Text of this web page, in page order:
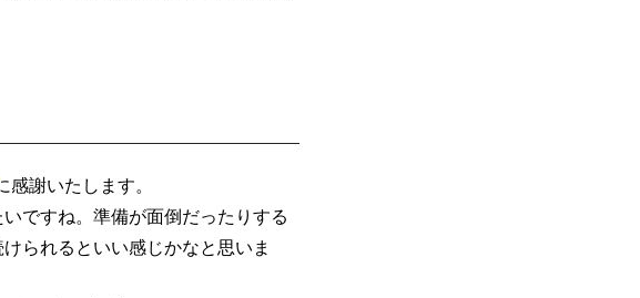
感謝いたします。
ですね。準備が面倒だったりする
られるといい感じかなと思いま